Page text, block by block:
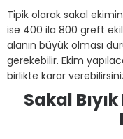
Tipik olarak sakal
ise 400 ila 800 greft
alanın büyük olması
gerekebilir. Ekim
birlikte karar
Sakal